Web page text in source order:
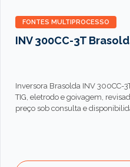
FONTES MULTIPROCESSO
INV 300CC-3T
Inversora Brasolda INV 300CC-
TIG, eletrodo e goivagem,
preço sob consulta e